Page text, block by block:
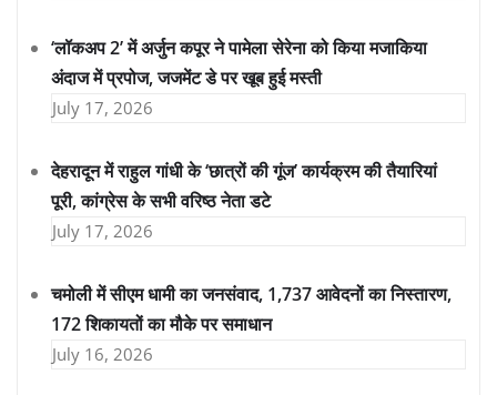
‘लॉकअप 2’ में अर्जुन कपूर ने पामेला सेरेना को किया मजाकिया
अंदाज में प्रपोज, जजमेंट डे पर खूब हुई मस्ती
July 17, 2026
देहरादून में राहुल गांधी के ‘छात्रों की गूंज’ कार्यक्रम की तैयारियां
पूरी, कांग्रेस के सभी वरिष्ठ नेता डटे
July 17, 2026
चमोली में सीएम धामी का जनसंवाद, 1,737 आवेदनों का निस्तारण,
172 शिकायतों का मौके पर समाधान
July 16, 2026